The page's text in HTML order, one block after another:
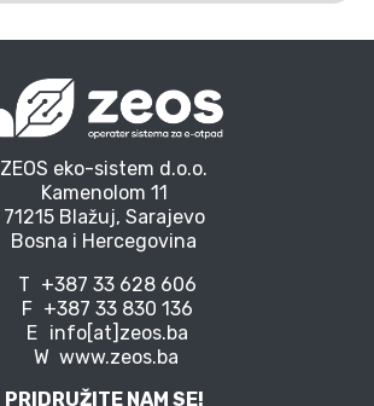
ZEOS eko-sistem d.o.o.
Kamenolom 11
71215 Blažuj, Sarajevo
Bosna i Hercegovina
T +387 33 628 606
F +387 33 830 136
E info[at]zeos.ba
W www.zeos.ba
PRIDRUŽITE NAM SE!